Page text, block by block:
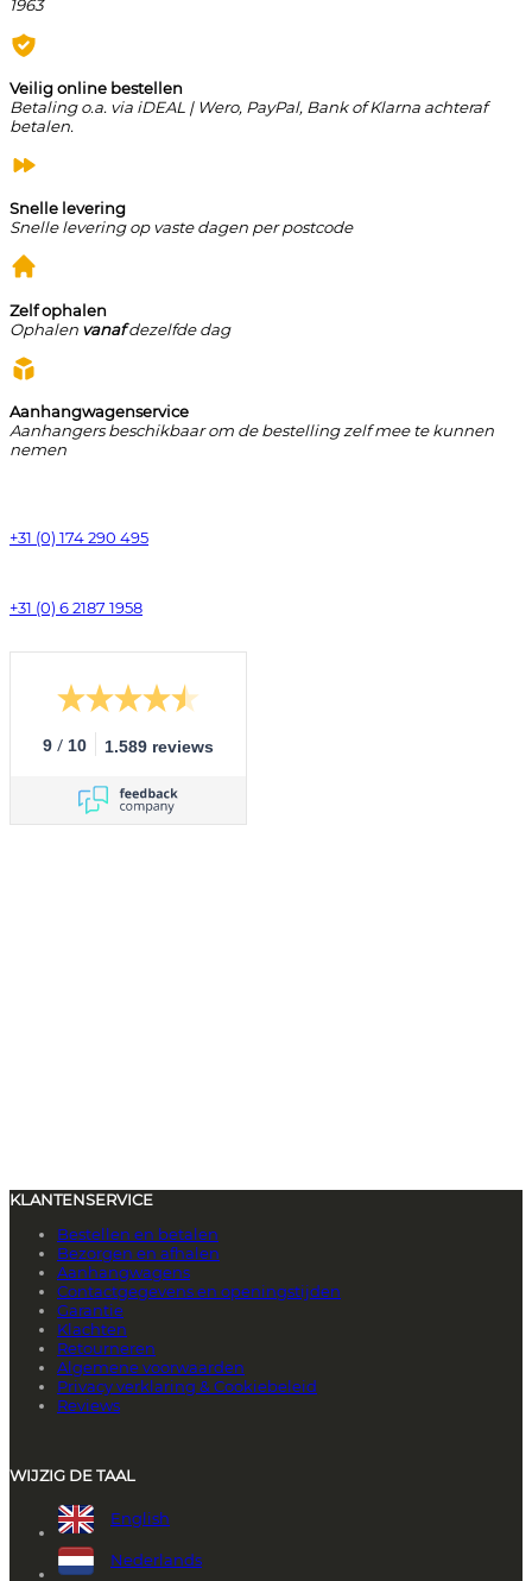
1963
Veilig online bestellen
Betaling o.a. via iDEAL | Wero, PayPal, Bank of Klarna achteraf
betalen.
Snelle levering
Snelle levering op vaste dagen per postcode
Zelf ophalen
Ophalen vanafdezelfde dag
Aanhangwagenservice
Aanhangers beschikbaar om de bestelling zelf mee te kunnen
nemen
+31 (0) 174 290 495
+31 (0) 6 2187 1958
9 / 10 1.589 reviews
KLANTENSERVICE
Bestellen en betalen
Bezorgen en afhalen
Aanhangwagens
Contactgegevens en openingstijden
Garantie
Klachten
Retourneren
Algemene voorwaarden
Privacy verklaring & Cookiebeleid
Reviews
WIJZIG DE TAAL
English
Nederlands